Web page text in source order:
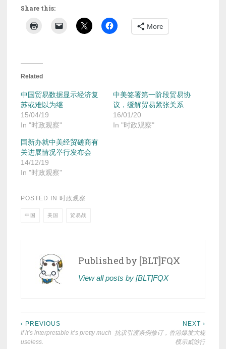
Share this:
More
Related
中国贸易数据显示经济复
苏或难以为继
15/04/19
In "时政观察"
中美签署第一阶段贸易协
议，缓解贸易紧张关系
16/01/20
In "时政观察"
国新办就中美经贸磋商有
关进展情况举行发布会
14/12/19
In "时政观察"
POSTED IN 时政观察
中国 美国 贸易战
Published by [BLT]FQX
View all posts by [BLT]FQX
Post
navigation
‹ PREVIOUS
If it’s interpretable it’s pretty much
useless.
NEXT ›
抗议引渡条例修订，香港爆发大规
模示威游行